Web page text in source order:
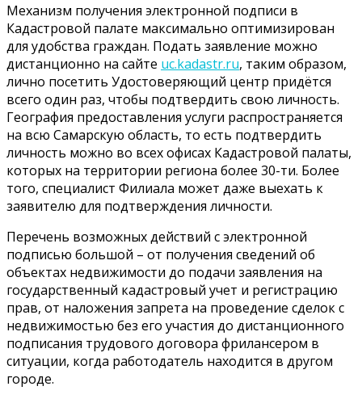
Механизм получения электронной подписи в
Кадастровой палате максимально оптимизирован
для удобства граждан. Подать заявление можно
дистанционно на сайте uc.kadastr.ru, таким образом,
лично посетить Удостоверяющий центр придётся
всего один раз, чтобы подтвердить свою личность.
География предоставления услуги распространяется
на всю Самарскую область, то есть подтвердить
личность можно во всех офисах Кадастровой палаты,
которых на территории региона более 30-ти. Более
того, специалист Филиала может даже выехать к
заявителю для подтверждения личности.
Перечень возможных действий с электронной
подписью большой – от получения сведений об
объектах недвижимости до подачи заявления на
государственный кадастровый учет и регистрацию
прав, от наложения запрета на проведение сделок с
недвижимостью без его участия до дистанционного
подписания трудового договора фрилансером в
ситуации, когда работодатель находится в другом
городе.